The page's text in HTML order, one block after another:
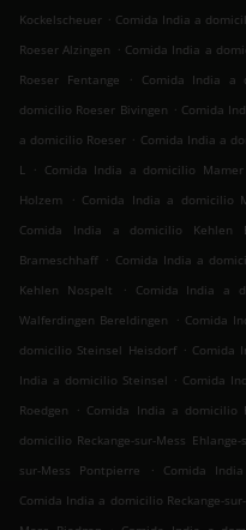
Kockelscheuer . Comida India a
Roeser Alzingen . Comida India a
Roeser Fentange
. Comida India a
domicilio Roeser Bivingen . Comida
a domicilio Roeser . Comida India a
L . Comida India a domicilio Mamer
Holzem
. Comida India a domicilio
Comida India a domicilio Kehlen
Brameschhaff . Comida India a
Kehlen Nospelt
. Comida India a
Walferdingen Bereldingen
. Comida
domicilio Steinsel Heisdorf . Comida
India a domicilio Steinsel . Comida
Roedgen
. Comida India a domicilio
domicilio Reckange-sur-Mess Ehlange-
sur-Mess Pontpierre
. Comida
Comida India a domicilio Reckange-